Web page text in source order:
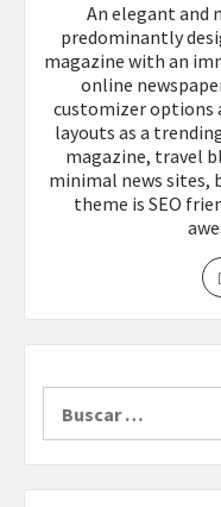
An elegant and
predominantly
magazine with an
online
customizer options
layouts as a
magazine, travel
minimal news sites,
theme is SEO